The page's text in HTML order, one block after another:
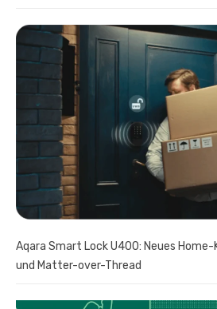
Aqara Smart Lock U400: Neues
und Matter-over-Thread